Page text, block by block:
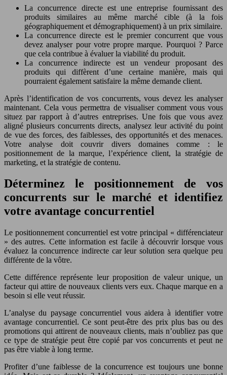
La concurrence directe est une entreprise fournissant des
produits similaires au même marché cible (à la fois
géographiquement et démographiquement) à un prix similaire.
La concurrence directe est le premier concurrent que vous
devez analyser pour votre propre marque. Pourquoi ? Parce
que cela contribue à évaluer la viabilité du produit.
La concurrence indirecte est un vendeur proposant des
produits qui diffèrent d’une certaine manière, mais qui
pourraient également satisfaire la même demande client.
Après l’identification de vos concurrents, vous devez les analyser
maintenant. Cela vous permettra de visualiser comment vous vous
situez par rapport à d’autres entreprises. Une fois que vous avez
aligné plusieurs concurrents directs, analysez leur activité du point
de vue des forces, des faiblesses, des opportunités et des menaces.
Votre analyse doit couvrir divers domaines comme : le
positionnement de la marque, l’expérience client, la stratégie de
marketing, et la stratégie de contenu.
Déterminez le positionnement de vos
concurrents sur le marché et identifiez
votre avantage concurrentiel
Le positionnement concurrentiel est votre principal « différenciateur
» des autres. Cette information est facile à découvrir lorsque vous
évaluez la concurrence indirecte car leur solution sera quelque peu
différente de la vôtre.
Cette différence représente leur proposition de valeur unique, un
facteur qui attire de nouveaux clients vers eux. Chaque marque en a
besoin si elle veut réussir.
L’analyse du paysage concurrentiel vous aidera à identifier votre
avantage concurrentiel. Ce sont peut-être des prix plus bas ou des
promotions qui attirent de nouveaux clients, mais n’oubliez pas que
ce type de stratégie peut être copié par vos concurrents et peut ne
pas être viable à long terme.
Profiter d’une faiblesse de la concurrence est toujours une bonne